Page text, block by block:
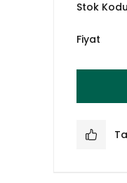
Stok Kodu
Fiyat